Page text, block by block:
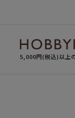
5,000円(税込)以上